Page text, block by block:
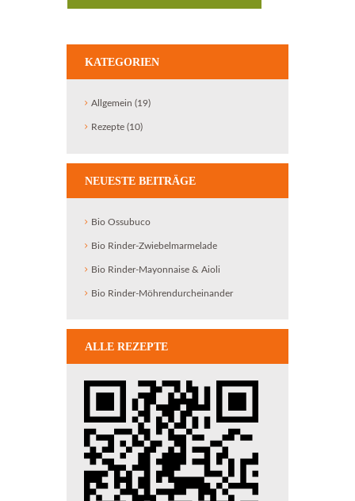
KATEGORIEN
Allgemein (19)
Rezepte (10)
NEUESTE BEITRÄGE
Bio Ossubuco
Bio Rinder-Zwiebelmarmelade
Bio Rinder-Mayonnaise & Aioli
Bio Rinder-Möhrendurcheinander
ALLE REZEPTE